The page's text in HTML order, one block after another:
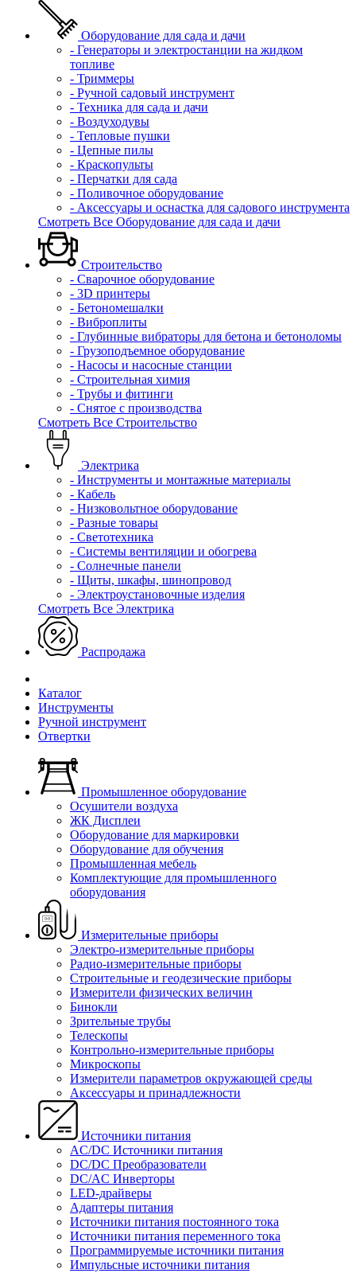
Оборудование для сада и дачи
- Генераторы и электростанции на жидком
топливе
- Триммеры
- Ручной садовый инструмент
- Техника для сада и дачи
- Воздуходувы
- Тепловые пушки
- Цепные пилы
- Краскопульты
- Перчатки для сада
- Поливочное оборудование
- Аксессуары и оснастка для садового инструмента
Смотреть Все Оборудование для сада и дачи
Строительство
- Сварочное оборудование
- 3D принтеры
- Бетономешалки
- Виброплиты
- Глубинные вибраторы для бетона и бетоноломы
- Грузоподъемное оборудование
- Насосы и насосные станции
- Строительная химия
- Трубы и фитинги
- Снятое с производства
Смотреть Все Строительство
Электрика
- Инструменты и монтажные материалы
- Кабель
- Низковольтное оборудование
- Разные товары
- Светотехника
- Системы вентиляции и обогрева
- Солнечные панели
- Щиты, шкафы, шинопровод
- Электроустановочные изделия
Смотреть Все Электрика
Распродажа
Каталог
Инструменты
Ручной инструмент
Отвертки
Промышленное оборудование
Осушители воздуха
ЖК Дисплеи
Оборудование для маркировки
Оборудование для обучения
Промышленная мебель
Комплектующие для промышленного
оборудования
Измерительные приборы
Электро-измерительные приборы
Радио-измерительные приборы
Строительные и геодезические приборы
Измерители физических величин
Бинокли
Зрительные трубы
Телескопы
Контрольно-измерительные приборы
Микроскопы
Измерители параметров окружающей среды
Аксессуары и принадлежности
Источники питания
AC/DC Источники питания
DC/DC Преобразователи
DC/AC Инверторы
LED-драйверы
Адаптеры питания
Источники питания постоянного тока
Источники питания переменного тока
Программируемые источники питания
Импульсные источники питания